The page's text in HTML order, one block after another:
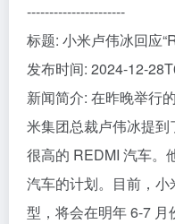
----------------------
标题: 小米卢伟冰回应
发布时间: 2024-12-
新闻简介: 在昨晚举行
米集团总裁卢伟冰提
很高的 REDMI 汽车。
汽车的计划。目前，
型，将会在明年 6-7